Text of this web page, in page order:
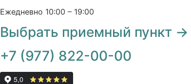
Ежедневно 10:00 – 19:00
Выбрать приемный пункт →
+7 (977) 822-00-00